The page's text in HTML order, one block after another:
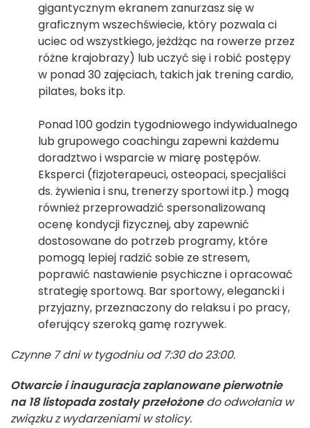
gigantycznym ekranem zanurzasz się w
graficznym wszechświecie, który pozwala ci
uciec od wszystkiego, jeżdżąc na rowerze przez
różne krajobrazy) lub uczyć się i robić postępy
w ponad 30 zajęciach, takich jak trening cardio,
pilates, boks itp.
Ponad 100 godzin tygodniowego indywidualnego
lub grupowego coachingu zapewni każdemu
doradztwo i wsparcie w miarę postępów.
Eksperci (fizjoterapeuci, osteopaci, specjaliści
ds. żywienia i snu, trenerzy sportowi itp.) mogą
również przeprowadzić spersonalizowaną
ocenę kondycji fizycznej, aby zapewnić
dostosowane do potrzeb programy, które
pomogą lepiej radzić sobie ze stresem,
poprawić nastawienie psychiczne i opracować
strategię sportową. Bar sportowy, elegancki i
przyjazny, przeznaczony do relaksu i po pracy,
oferujący szeroką gamę rozrywek.
Czynne 7 dni w tygodniu od 7:30 do 23:00.
Otwarcie i inauguracja zaplanowane pierwotnie
na 18 listopada zostały przełożonedo odwołania w
związku z wydarzeniami w stolicy.